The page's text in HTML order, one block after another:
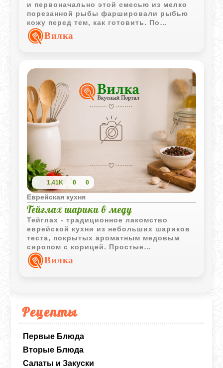
Рецепты
Первые Блюда
Вторые Блюда
Салаты и Закуски
и первоначально этой смесью из мелко
порезанной рыбы фаршировали рыбью
кожу перед тем, как готовить. По
прошествии столетий это блюдо стало
готовиться в виде шариков нарезанной
включая Шаббат, Песах и Рош Хашана.
Вилка
1,41K 0 0
Еврейская кухня
Тейглах шарики в меду
Тейглах - традиционное лакомство
еврейской кухни из небольших шариков
теста, покрытых ароматным медовым
сиропом с корицей. Простые
ингредиенты превращаются в
насыщенный десерт с характерным
Вилка